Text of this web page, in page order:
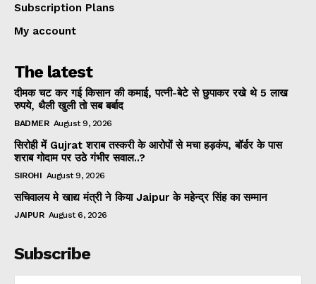
Subscription Plans
My account
The latest
दीमक चट कर गई किसान की कमाई, पत्नी-बेटे से छुपाकर रखे थे 5 लाख
रुपये, थैली खुली तो सब बर्बाद
BADMER August 9, 2026
सिरोही में Gujrat शराब तस्करी के आरोपों से मचा हड़कंप, बॉर्डर के पास
शराब गोदाम पर उठे गंभीर सवाल..?
SIROHI August 9, 2026
सचिवालय मे खाद्य मंत्री ने किया Jaipur के महेन्द्र सिंह का सम्मान
JAIPUR August 6, 2026
Subscribe